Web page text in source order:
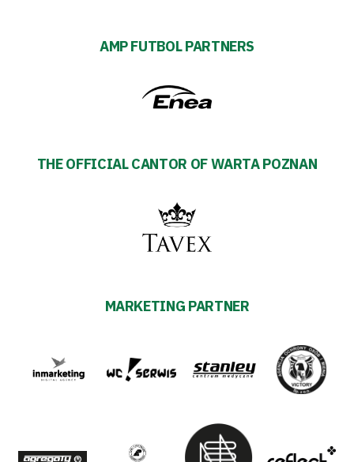
AMP FUTBOL PARTNERS
THE OFFICIAL CANTOR OF WARTA POZNAN
MARKETING PARTNER